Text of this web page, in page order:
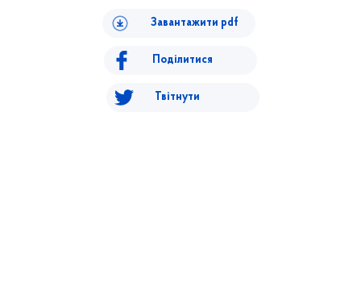
Завантажити pdf
Поділитися
Твітнути